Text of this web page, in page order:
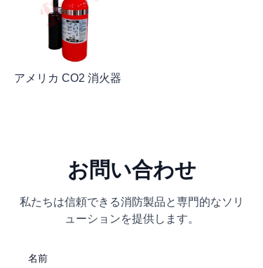
アメリカ CO2 消火器
お問い合わせ
私たちは信頼できる消防製品と専門的なソリ
ューションを提供します。
名前